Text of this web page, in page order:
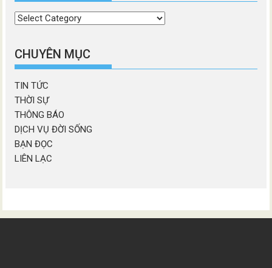
Chọn
mục
CHUYÊN MỤC
TIN TỨC
THỜI SỰ
THÔNG BÁO
DỊCH VỤ ĐỜI SỐNG
BẠN ĐỌC
LIÊN LẠC